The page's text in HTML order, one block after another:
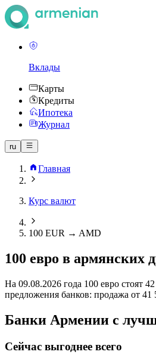
Вклады
Карты
Кредиты
Ипотека
Журнал
ru
Главная
Курс валют
100 EUR → AMD
100 евро в армянских
На 09.08.2026 года 100 евро стоят
предложения банков: продажа от 41
Банки Армении с
Сейчас выгоднее всего